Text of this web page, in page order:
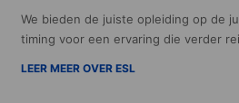
We bieden de juiste opleiding op de
timing voor een ervaring die verder
LEER MEER OVER ESL